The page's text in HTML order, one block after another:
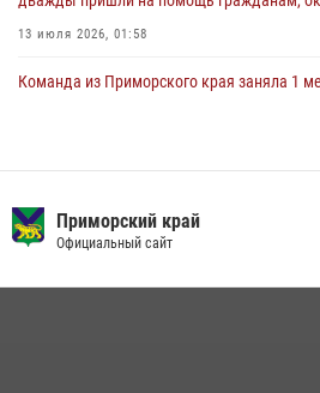
13 июля 2026, 01:58
Команда из Приморского края заняла 1
действия постояльца гостиницы
16 июля 2026, 01:13
Приморский край
Официальный сайт